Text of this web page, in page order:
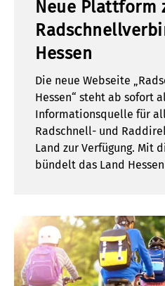
Neue Plattform
Hessen
Die neue Webseite
Hessen“ steht ab sofort
Informationsquelle für
Radschnell- und
Land zur Verfügung. Mit
bündelt das Land